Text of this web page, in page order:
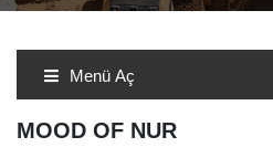
Menü Aç
MOOD OF NUR